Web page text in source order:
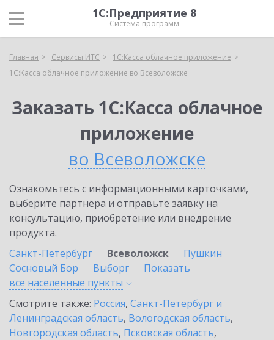
1С:Предприятие 8
Система программ
Главная Сервисы ИТС
1С:Касса облачное приложение
1С:Касса облачное приложение во Всеволожске
Заказать 1С:Касса облачное
приложение
во Всеволожске
Ознакомьтесь с информационными карточками,
выберите партнёра и отправьте заявку на
консультацию, приобретение или внедрение
продукта.
Санкт-Петербург
Всеволожск
Пушкин
Сосновый Бор
Выборг
Показать
все населенные пункты
Смотрите также: Россия, Санкт-Петербург и
Ленинградская область, Вологодская область,
Новгородская область, Псковская область,